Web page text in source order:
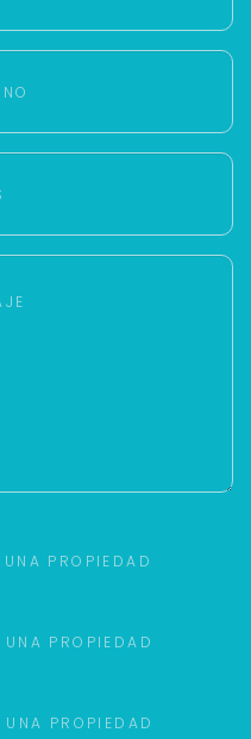
PROPIEDAD
PROPIEDAD
PROPIEDAD